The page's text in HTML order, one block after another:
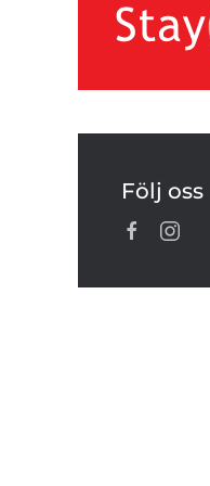
Följ oss